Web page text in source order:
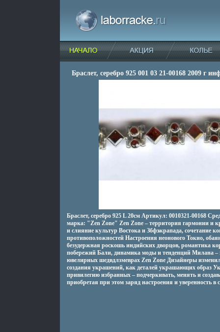
Браслет, серебро 925 001 03 21-00168 2009 г
Браслет, серебро 925 L 20см Артикул: 0010321-00168
марка: "Zen Zone" Zen Zone – территория гармонии и
и слияние культур Востока и Збфэжрапада, сочетание
противоположностей Настроения неонового Токио,
безудержная роскошь индийских дворцов, романтика
побережий Бали, динамика моды и тенденций Милана –
ювелирных шедвдлзмеврах Zen Zone Дизайнеры
создания украшений, как деталей украшающих образ
привилегию избранных – подчеркивать, менять и
приобретая при этом заряд настроения и уверенность в